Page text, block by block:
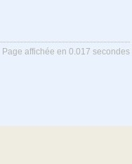
Page affichée en 0.017 secondes